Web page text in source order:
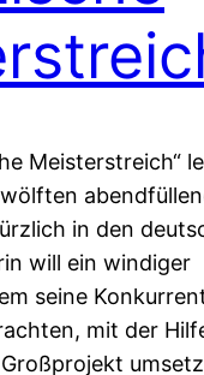
Meisterstreich“
in den
will ein windiger
seine
mit der